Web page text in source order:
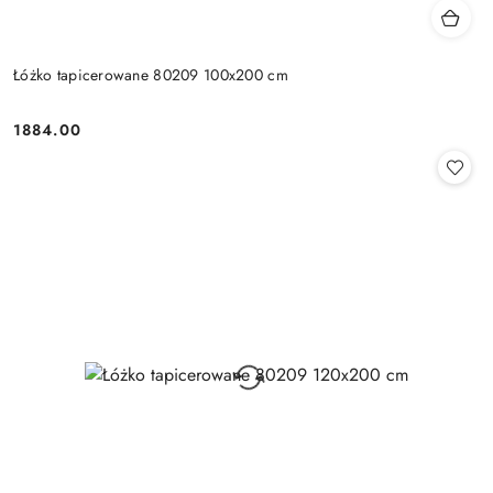
Łóżko tapicerowane 80209 100x200 cm
Cena:
1884.00